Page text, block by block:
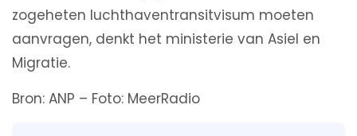
zogeheten luchthaventransitvisum moeten
aanvragen, denkt het ministerie van Asiel en
Migratie.
Bron: ANP – Foto: MeerRadio